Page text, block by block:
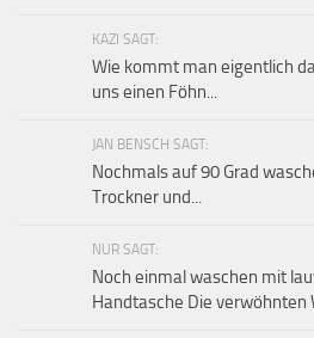
KAZI SAGT:
Wie kommt man eigentlich
uns einen Föhn...
JAN BENSCH SAGT:
Nochmals auf 90 Grad
Trockner und...
NUR SAGT:
Noch einmal waschen mit
Handtasche Die verwöhnten